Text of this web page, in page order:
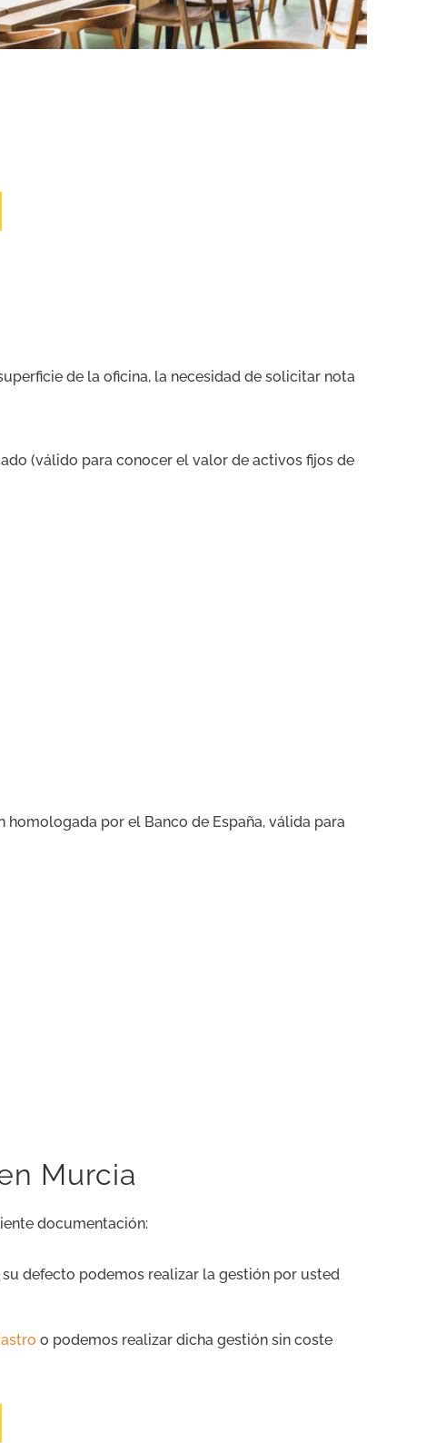
de la oficina, la necesidad de solicitar nota
(válido para conocer el valor de activos fijos de
homologada por el Banco de España, válida para
Murcia
documentación:
su defecto podemos realizar la gestión por usted
o podemos realizar dicha gestión sin coste